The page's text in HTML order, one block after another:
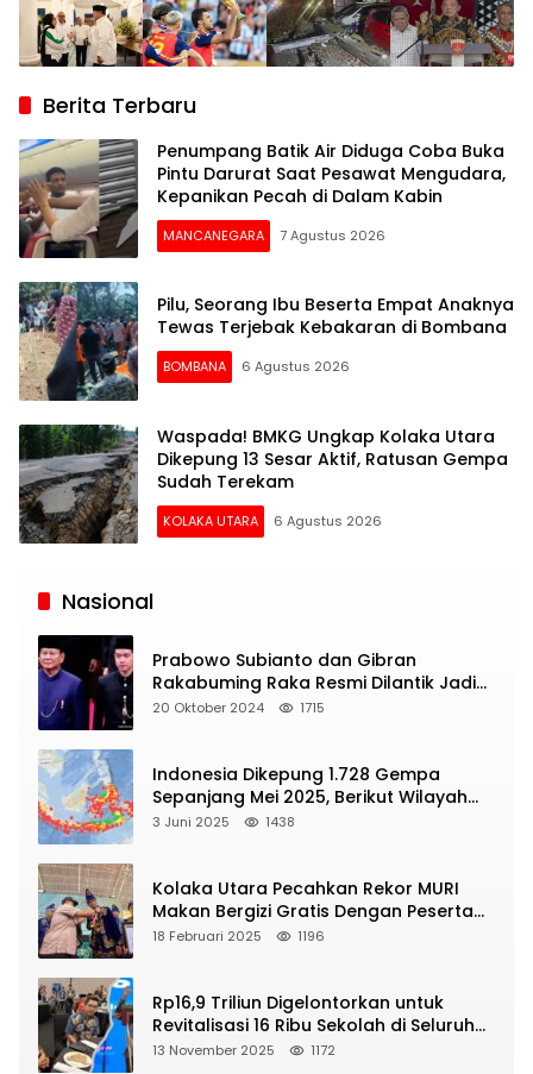
Berita Terbaru
Penumpang Batik Air Diduga Coba Buka
Pintu Darurat Saat Pesawat Mengudara,
Kepanikan Pecah di Dalam Kabin
MANCANEGARA 7 Agustus 2026
Pilu, Seorang Ibu Beserta Empat Anaknya
Tewas Terjebak Kebakaran di Bombana
BOMBANA 6 Agustus 2026
Waspada! BMKG Ungkap Kolaka Utara
Dikepung 13 Sesar Aktif, Ratusan Gempa
Sudah Terekam
KOLAKA UTARA 6 Agustus 2026
Siaran
Nasional
Prabowo Subianto dan Gibran
Rakabuming Raka Resmi Dilantik Jadi
Presiden dan Wapres RI
20 Oktober 2024 1715
Indonesia Dikepung 1.728 Gempa
Sepanjang Mei 2025, Berikut Wilayah
Yang Intens Diguncang!
3 Juni 2025 1438
Kolaka Utara Pecahkan Rekor MURI
Makan Bergizi Gratis Dengan Peserta
Terbanyak
18 Februari 2025 1196
Rp16,9 Triliun Digelontorkan untuk
Revitalisasi 16 Ribu Sekolah di Seluruh
Indonesia
13 November 2025 1172